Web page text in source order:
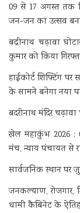
09 से 17 अगस्त तक
जन-जन का उत्सव
बद्रीनाथ चढ़ावा
कुमार को किया
हाईकोर्ट शिफ्टिंग
के सामने बनेगा नया
बदरीनाथ मंदिर
खेल महाकुंभ 2026 :
मंच, न्याय पंचायत से
सार्वजनिक स्थान पर
जनकल्याण, रोजगार,
धामी कैबिनेट के